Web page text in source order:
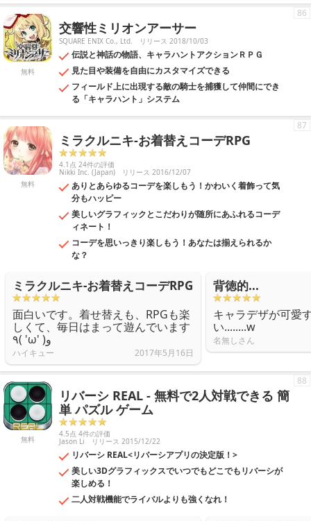
無料
交響性ミリオンアーサー
SQUARE ENIX Co., Ltd. リリース 2018/10/03
伝説と神話の物語、キャラハントアクションＲＰＧ
見た目や装備を自由にカスタマイズできる
フィールド上に出現する敵の騎士を捕獲して仲間にでき
る「キャラハント」システム
86
無料
ミラクルニキ-お着替えコーデRPG
4.1点 24件の評価
Nikki Inc. (Japan) リリース 2016/12/07
ありとあらゆるコーデを楽しもう！かわいく着飾って気
分もハッピー
美しいグラフィックとこだわりが随所にあふれるコーデ
ィネート！
コーデを思いっきり楽しもう！あなたは揃えられるか
な？
87
ミラクルニキ-お着替えコーデRPG
面白いです。着せ替えも、RPGも楽
しくて、毎日はまって遊んでいます
٩( 'ω' )و
ハイキュー 2017年5月16日
背徳的...
キャラデザが可愛
い........w
名無しさん
無料
リバーシ REAL - 無料で2人対戦できる 簡
単 パズル ゲーム
4.5点 4件の評価
Jason Li リリース 2015/12/22
リバーシ REAL<リバーシアプリの決定版！>
美しい3Dグラフィックスでいつでもどこでもリバーシが
楽しめる！
二人対戦機能でライバルよりも強くなれ！
88